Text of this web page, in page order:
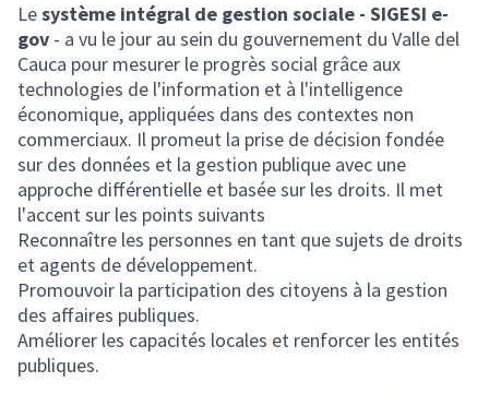
Lesystème intégral de gestion sociale - SIGESI e-
gov - a vu le jour au sein du gouvernement du Valle del
Cauca pour mesurer le progrès social grâce aux
technologies de l'information et à l'intelligence
économique, appliquées dans des contextes non
commerciaux. Il promeut la prise de décision fondée
sur des données et la gestion publique avec une
approche différentielle et basée sur les droits. Il met
l'accent sur les points suivants
Reconnaître les personnes en tant que sujets de droits
et agents de développement.
Promouvoir la participation des citoyens à la gestion
des affaires publiques.
Améliorer les capacités locales et renforcer les entités
publiques.